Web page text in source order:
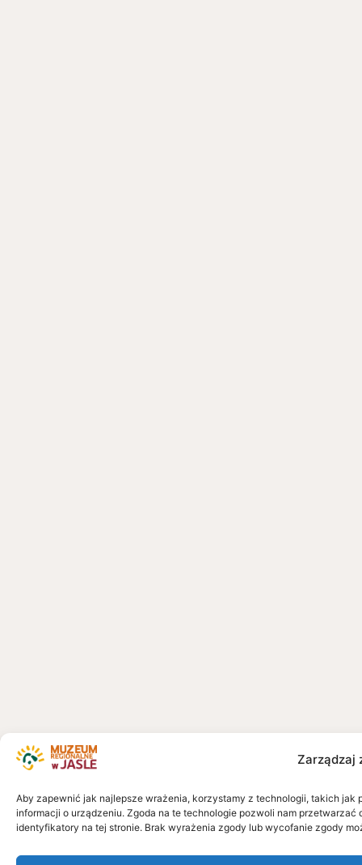
Zarządzaj
Aby zapewnić jak najlepsze wrażenia, korzystamy z technologii, takich
informacji o urządzeniu. Zgoda na te technologie pozwoli nam
identyfikatory na tej stronie. Brak wyrażenia zgody lub wycofanie zgody